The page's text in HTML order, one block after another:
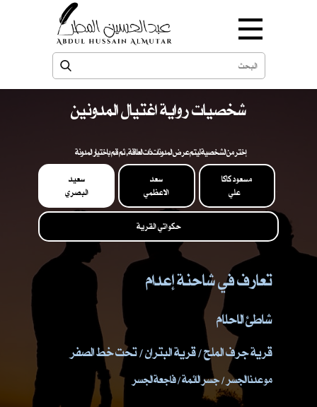
شخصيات رواية اغتيال المدونين
إختر من الشخصية ليتم عرض المدونات ذات العلاقة , ثم قم باختيار المدونة
سعيد
البصري
سعد
الاعظمي
مسعود كاكا
علي
حكواتي القرية
تعارف في شاحنة إعدام
شاطئ الاحلام
قرية جرف الملح / قرية البتران / تحت خط الصفر
موعدنا الجسر / جسر الائمة / فاجعة الجسر